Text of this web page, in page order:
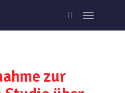
search
Menu
zur